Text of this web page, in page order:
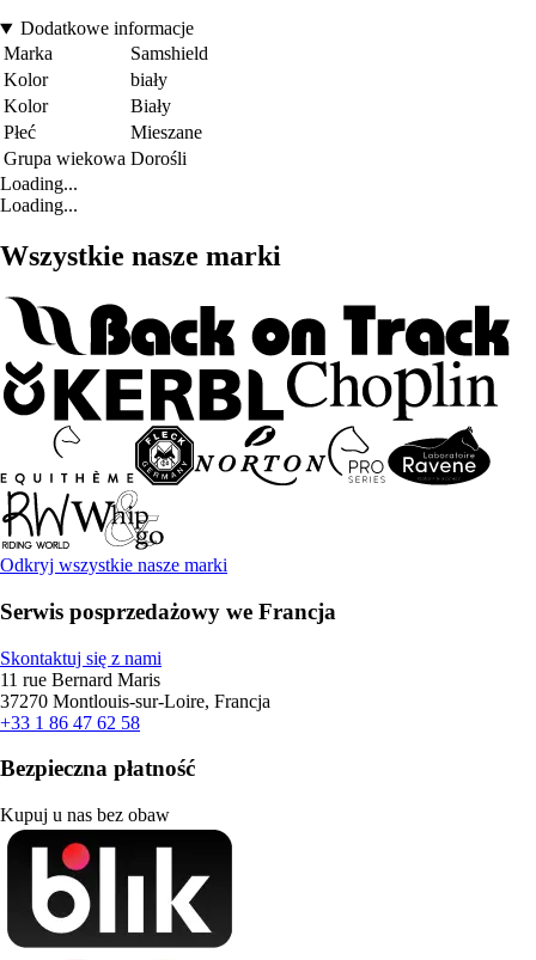
Dodatkowe informacje
Marka
Samshield
Kolor
biały
Kolor
Biały
Płeć
Mieszane
Grupa wiekowa Dorośli
Loading...
Loading...
Wszystkie nasze marki
Odkryj wszystkie nasze marki
Serwis posprzedażowy we Francja
Skontaktuj się z nami
11 rue Bernard Maris
37270 Montlouis-sur-Loire, Francja
+33 1 86 47 62 58
Bezpieczna płatność
Kupuj u nas bez obaw